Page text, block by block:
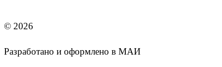
© 2026
Разработано и оформлено в МАИ